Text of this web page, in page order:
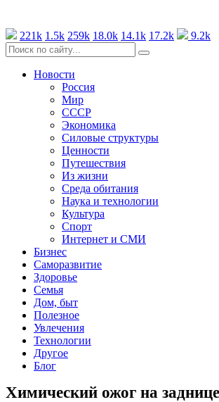
221k 1.5k 259k 18.0k 14.1k 17.2k 9.2k
Новости
Россия
Мир
СССР
Экономика
Силовые структуры
Ценности
Путешествия
Из жизни
Среда обитания
Наука и технологии
Культура
Спорт
Интернет и СМИ
Бизнес
Саморазвитие
Здоровье
Семья
Дом, быт
Полезное
Увлечения
Технологии
Другое
Блог
Химический ожог на